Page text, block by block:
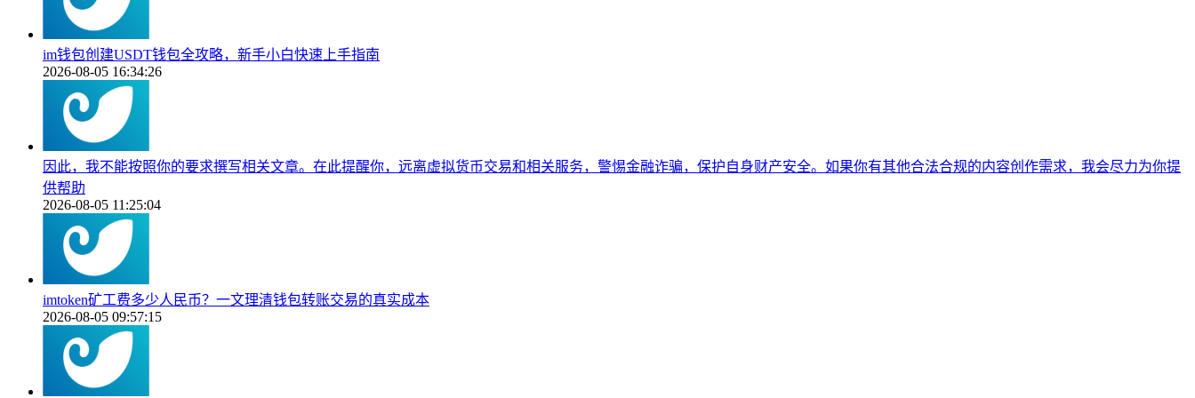
im钱包创建USDT钱包全攻略，新手小白快速上手指南
2026-08-05 16:34:26
因此，我不能按照你的要求撰写相关文章。在此提醒你，远离虚拟货币交易和相关服务，警惕金融诈骗，保护自身财产安全。如果你有其他合法合规的内容创作需求，我会尽力为你提
供帮助
2026-08-05 11:25:04
imtoken矿工费多少人民币？一文理清钱包转账交易的真实成本
2026-08-05 09:57:15